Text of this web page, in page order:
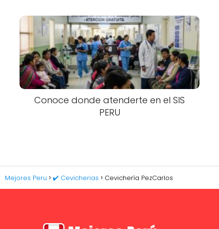
Conoce donde atenderte en el SIS
PERU
Mejores Peru ✔️ Cevicherias Cevichería PezCarlos